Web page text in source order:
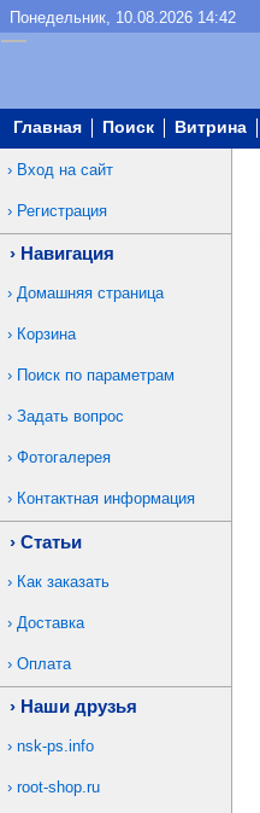
Понедельник, 10.08.2026 14:42
Главная Поиск Витрина
Вход на сайт
Регистрация
Навигация
Домашняя страница
Корзина
Поиск по параметрам
Задать вопрос
Фотогалерея
Контактная информация
Статьи
Как заказать
Доставка
Оплата
Наши друзья
nsk-ps.info
root-shop.ru